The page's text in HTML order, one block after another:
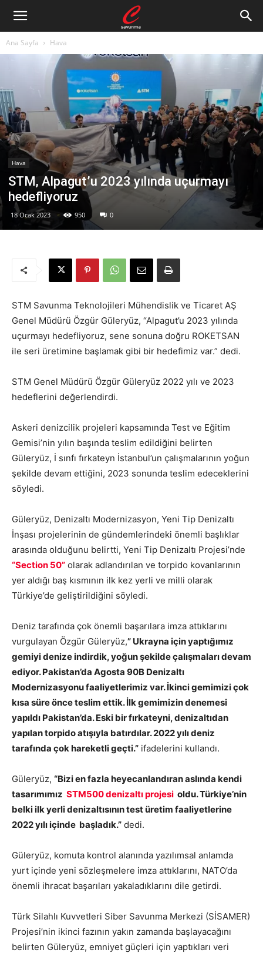
Ana Sayfa Hava
Hava
STM, Alpagut’u 2023 yılında uçurmayı
hedefliyoruz
18 Ocak 2023 950 0
STM Savunma Teknolojileri Mühendislik ve Ticaret AŞ
Genel Müdürü Özgür Güleryüz, “Alpagut’u 2023 yılında
uçurmayı hedefliyoruz, sene sonuna doğru ROKETSAN
ile seri üretimine başlamak gibi bir hedefimiz var.” dedi.
STM Genel Müdürü Özgür Güleryüz 2022 yılı ve 2023
hedeflerini değerlendirdi.
Askeri denizcilik projeleri kapsamında Test ve Eğitim
Gemisi’nin yılın başında teslim edildiğini belirten
Güleryüz, İ sınfı fırkateyn İstanbul’un çalışmalarının yoğun
şekilde devam ettiğini, 2023 sonunda teslim edeceklerini
söyledi.
Güleryüz, Denizaltı Modernizasyon, Yeni Tip Denizaltı
İnşası projelerinin de gündemlerindeki önemli başlıklar
arasında olduğunu belirtti, Yeni Tip Denizaltı Projesi’nde
“Section 50” olarak adlandırılan ve torpido kovanlarının
yer aldığı baş kısmının ilk kez yerli ve milli olarak
Türkiye’de geliştirildiğini söyledi.
Deniz tarafında çok önemli başarılara imza attıklarını
vurgulayan Özgür Güleryüz,” Ukrayna için yaptığımız
gemiyi denize indirdik, yoğun şekilde çalışmaları devam
ediyor. Pakistan’da Agosta 90B Denizaltı
Modernizasyonu faaliyetlerimiz var. İkinci gemimizi çok
kısa süre önce teslim ettik. İlk gemimizin denemesi
yapıldı Pakistan’da. Eski bir fırkateyni, denizaltıdan
yapılan torpido atışıyla batırdılar. 2022 yılı deniz
tarafında çok hareketli geçti.” ifadelerini kullandı.
Güleryüz, “Bizi en fazla heyecanlandıran aslında kendi
tasarımımız STM500 denizaltı projesi oldu. Türkiye’nin
belki ilk yerli denizaltısının test üretim faaliyetlerine
2022 yılı içinde başladık.” dedi.
Güleryüz, komuta kontrol alanında yazılımsal anlamda
yurt içinde yeni sözleşmelere imza attıklarını, NATO’da
önemli ihracat başarıları yakaladıklarını dile getirdi.
Türk Silahlı Kuvvetleri Siber Savunma Merkezi (SİSAMER)
Projesi’nin ikinci fazının yakın zamanda başlayacağını
belirten Güleryüz, emniyet güçleri için yaptıkları veri